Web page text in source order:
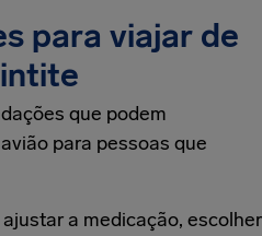
para viajar de
que podem
para pessoas que
a medicação, escolher